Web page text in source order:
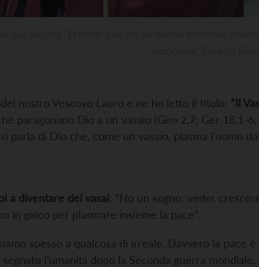
nostro Vescovo Lauro e ne ho letto il titolo: “Il
paragonano Dio a un vasaio (Gen 2,7; Ger 18,1-6;
parla di Dio che, come un vasaio, plasma l’uomo
a diventare dei vasai: “Ho un sogno: veder
in gioco per plasmare insieme la pace”.
spesso a qualcosa di irreale. Davvero la pace è
l’umanità dopo la Seconda guerra mondiale,